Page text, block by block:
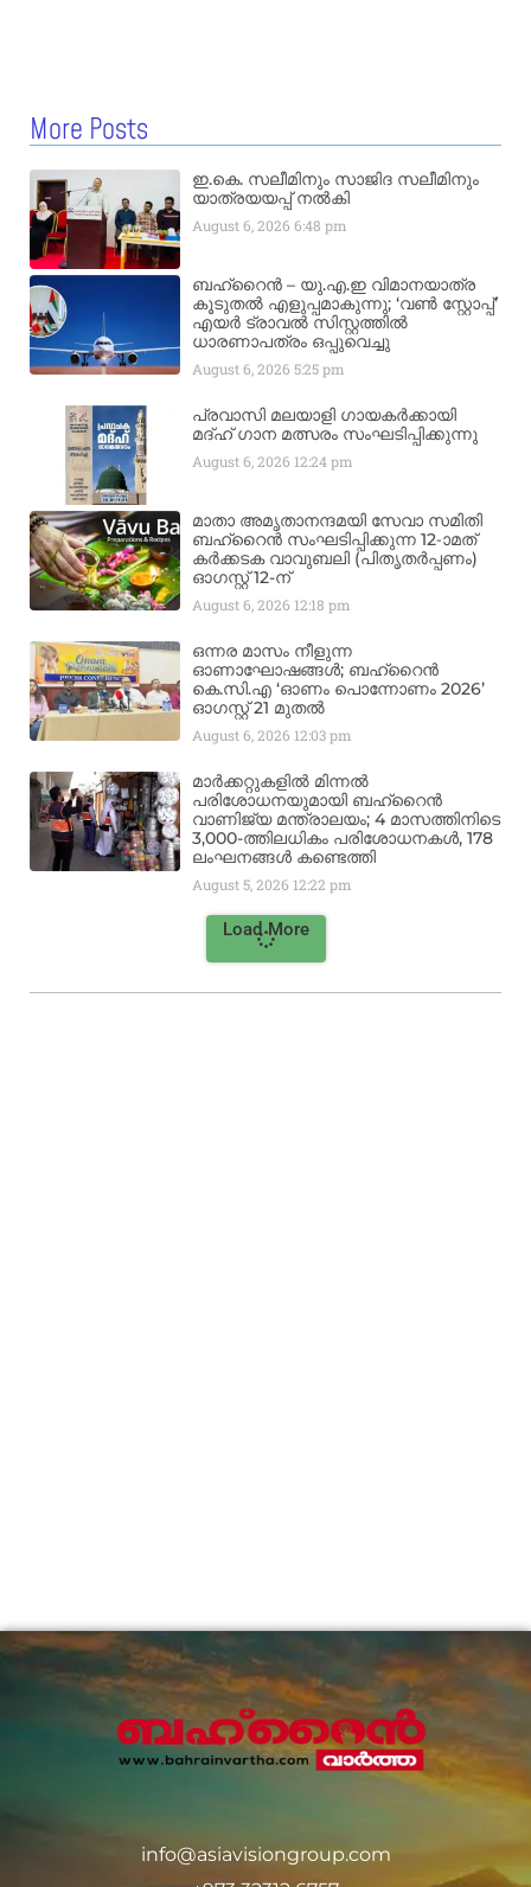
More Posts
ഇ.കെ. സലീമിനും സാജിദ സലീമിനും
യാത്രയയപ്പ് നൽകി
August 6, 20266:48 pm
ബഹ്‌റൈൻ – യു.എ.ഇ വിമാനയാത്ര
കൂടുതൽ എളുപ്പമാകുന്നു; ‘വൺ സ്റ്റോപ്പ്’
എയർ ട്രാവൽ സിസ്റ്റത്തിൽ
ധാരണാപത്രം ഒപ്പുവെച്ചു
August 6, 20265:25 pm
പ്രവാസി മലയാളി ഗായകർക്കായി
മദ്ഹ് ഗാന മത്സരം സംഘടിപ്പിക്കുന്നു
August 6, 2026 12:24 pm
മാതാ അമൃതാനന്ദമയി സേവാ സമിതി
ബഹ്‌റൈൻ സംഘടിപ്പിക്കുന്ന 12-ാമത്
കർക്കടക വാവുബലി (പിതൃതർപ്പണം)
ഓഗസ്റ്റ് 12-ന്
August 6, 2026 12:18 pm
ഒന്നര മാസം നീളുന്ന
ഓണാഘോഷങ്ങൾ; ബഹ്‌റൈൻ
കെ.സി.എ ‘ഓണം പൊന്നോണം 2026’
ഓഗസ്റ്റ് 21 മുതൽ
August 6, 2026 12:03 pm
മാർക്കറ്റുകളിൽ മിന്നൽ
പരിശോധനയുമായി ബഹ്‌റൈൻ
വാണിജ്യ മന്ത്രാലയം; 4 മാസത്തിനിടെ
3,000-ത്തിലധികം പരിശോധനകൾ, 178
ലംഘനങ്ങൾ കണ്ടെത്തി
August 5, 2026 12:22 pm
Load More
info@asiavisiongroup.com